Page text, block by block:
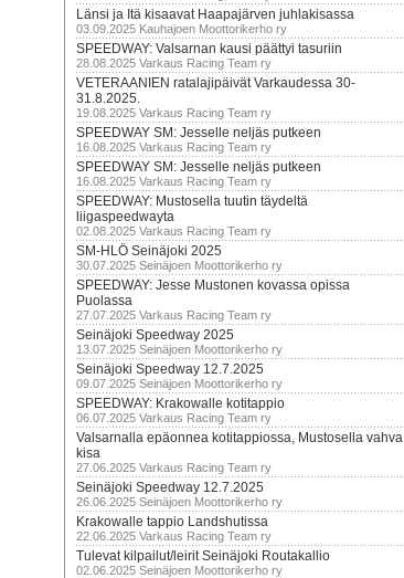
Länsi ja Itä kisaavat Haapajärven juhlakisassa
03.09.2025 Kauhajoen Moottorikerho ry
SPEEDWAY: Valsarnan kausi päättyi tasuriin
28.08.2025 Varkaus Racing Team ry
VETERAANIEN ratalajipäivät Varkaudessa 30-
31.8.2025.
19.08.2025 Varkaus Racing Team ry
SPEEDWAY SM: Jesselle neljäs putkeen
16.08.2025 Varkaus Racing Team ry
SPEEDWAY SM: Jesselle neljäs putkeen
16.08.2025 Varkaus Racing Team ry
SPEEDWAY: Mustosella tuutin täydeltä
liigaspeedwayta
02.08.2025 Varkaus Racing Team ry
SM-HLÖ Seinäjoki 2025
30.07.2025 Seinäjoen Moottorikerho ry
SPEEDWAY: Jesse Mustonen kovassa opissa
Puolassa
27.07.2025 Varkaus Racing Team ry
Seinäjoki Speedway 2025
13.07.2025 Seinäjoen Moottorikerho ry
Seinäjoki Speedway 12.7.2025
09.07.2025 Seinäjoen Moottorikerho ry
SPEEDWAY: Krakowalle kotitappio
06.07.2025 Varkaus Racing Team ry
Valsarnalla epäonnea kotitappiossa, Mustosella vahva
kisa
27.06.2025 Varkaus Racing Team ry
Seinäjoki Speedway 12.7.2025
26.06.2025 Seinäjoen Moottorikerho ry
Krakowalle tappio Landshutissa
22.06.2025 Varkaus Racing Team ry
Tulevat kilpailut/leirit Seinäjoki Routakallio
02.06.2025 Seinäjoen Moottorikerho ry